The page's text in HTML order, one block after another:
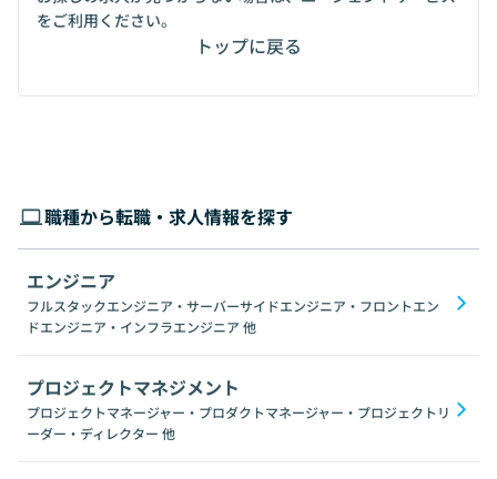
をご利用ください。
トップに戻る
職種から転職・求人情報を探す
エンジニア
フルスタックエンジニア・サーバーサイドエンジニア・フロントエン
ドエンジニア・インフラエンジニア 他
プロジェクトマネジメント
プロジェクトマネージャー・プロダクトマネージャー・プロジェクトリ
ーダー・ディレクター 他